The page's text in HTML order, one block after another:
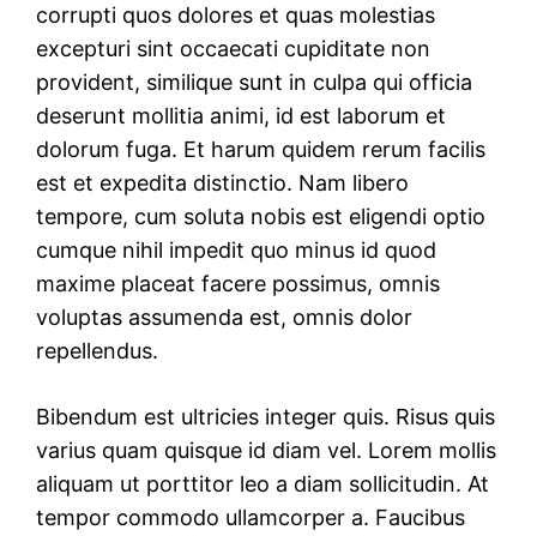
corrupti quos dolores et quas molestias
excepturi sint occaecati cupiditate non
provident, similique sunt in culpa qui officia
deserunt mollitia animi, id est laborum et
dolorum fuga. Et harum quidem rerum facilis
est et expedita distinctio. Nam libero
tempore, cum soluta nobis est eligendi optio
cumque nihil impedit quo minus id quod
maxime placeat facere possimus, omnis
voluptas assumenda est, omnis dolor
repellendus.
Bibendum est ultricies integer quis. Risus quis
varius quam quisque id diam vel. Lorem mollis
aliquam ut porttitor leo a diam sollicitudin. At
tempor commodo ullamcorper a. Faucibus